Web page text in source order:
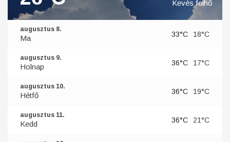
Kevés felhő
augusztus 8.
Ma 33°C 18°C
augusztus 9.
Holnap 36°C 17°C
augusztus 10.
Hétfő 36°C 19°C
augusztus 11.
Kedd 36°C 21°C